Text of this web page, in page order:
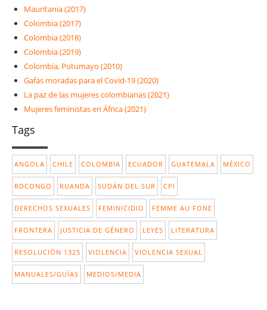
Mauritania (2017)
Colombia (2017)
Colombia (2018)
Colombia (2019)
Colombia, Putumayo (2010)
Gafas moradas para el Covid-19 (2020)
La paz de las mujeres colombianas (2021)
Mujeres feministas en África (2021)
Tags
ANGOLA CHILE COLOMBIA ECUADOR GUATEMALA MÉXICO
RDCONGO RUANDA SUDÁN DEL SUR CPI
DERECHOS SEXUALES FEMINICIDIO FEMME AU FONE
FRONTERA JUSTICIA DE GÉNERO LEYES LITERATURA
RESOLUCIÓN 1325 VIOLENCIA VIOLENCIA SEXUAL
MANUALES/GUÍAS MEDIOS/MEDIA